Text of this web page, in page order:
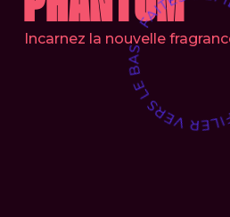
Incarnez la nouvelle